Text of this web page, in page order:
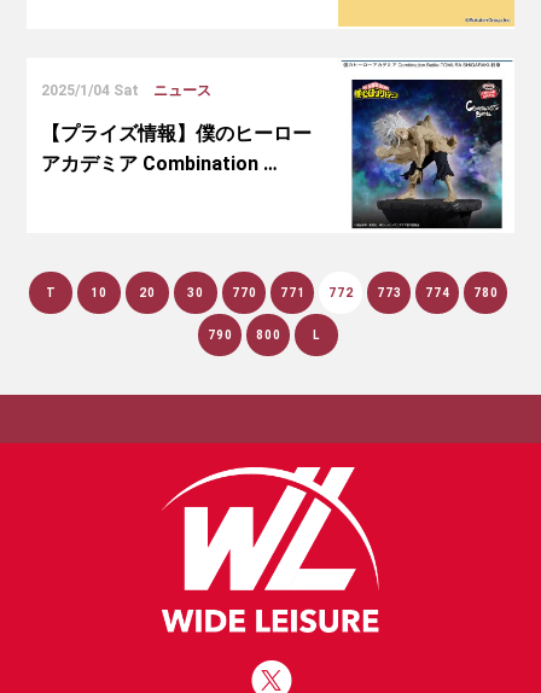
2025/1/04 Sat ニュース
【プライズ情報】僕のヒーロー
アカデミア Combination …
T 10 20 30 770 771 772 773 774 780
790 800 L